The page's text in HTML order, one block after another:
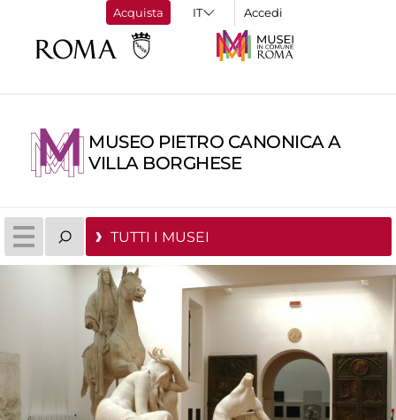
Acquista Accedi
MUSEO PIETRO CANONICA A
VILLA BORGHESE
TUTTI I MUSEI